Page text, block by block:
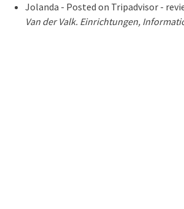
Jolanda - Posted on Tripadvisor -
Van der Valk. Einrichtungen,